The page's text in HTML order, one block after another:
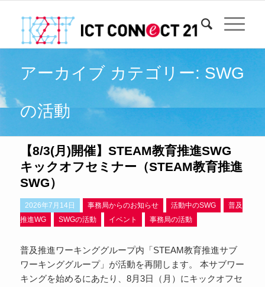
アーカイブ カテゴリー: SWG
の活動
【8/3(月)開催】STEAM教育推進SWG
キックオフセミナー（STEAM教育推進
SWG）
2026年7月14日 事務局からのお知らせ 活動中のSWG
普及
推進WG
SWGの活動 イベント 事務局の活動
普及推進ワーキンググループ内「STEAM教育推進サブ
ワーキンググループ」が活動を再開します。 本サブワー
キングを始めるにあたり、8月3日（月）にキックオフセ